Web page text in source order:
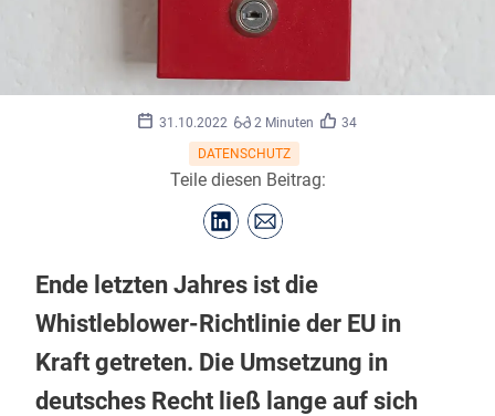
31.10.2022 2 Minuten
34
DATENSCHUTZ
Teile diesen Beitrag:
Ende letzten Jahres ist die
Whistleblower-Richtlinie der EU in
Kraft getreten. Die Umsetzung in
deutsches Recht ließ lange auf sich